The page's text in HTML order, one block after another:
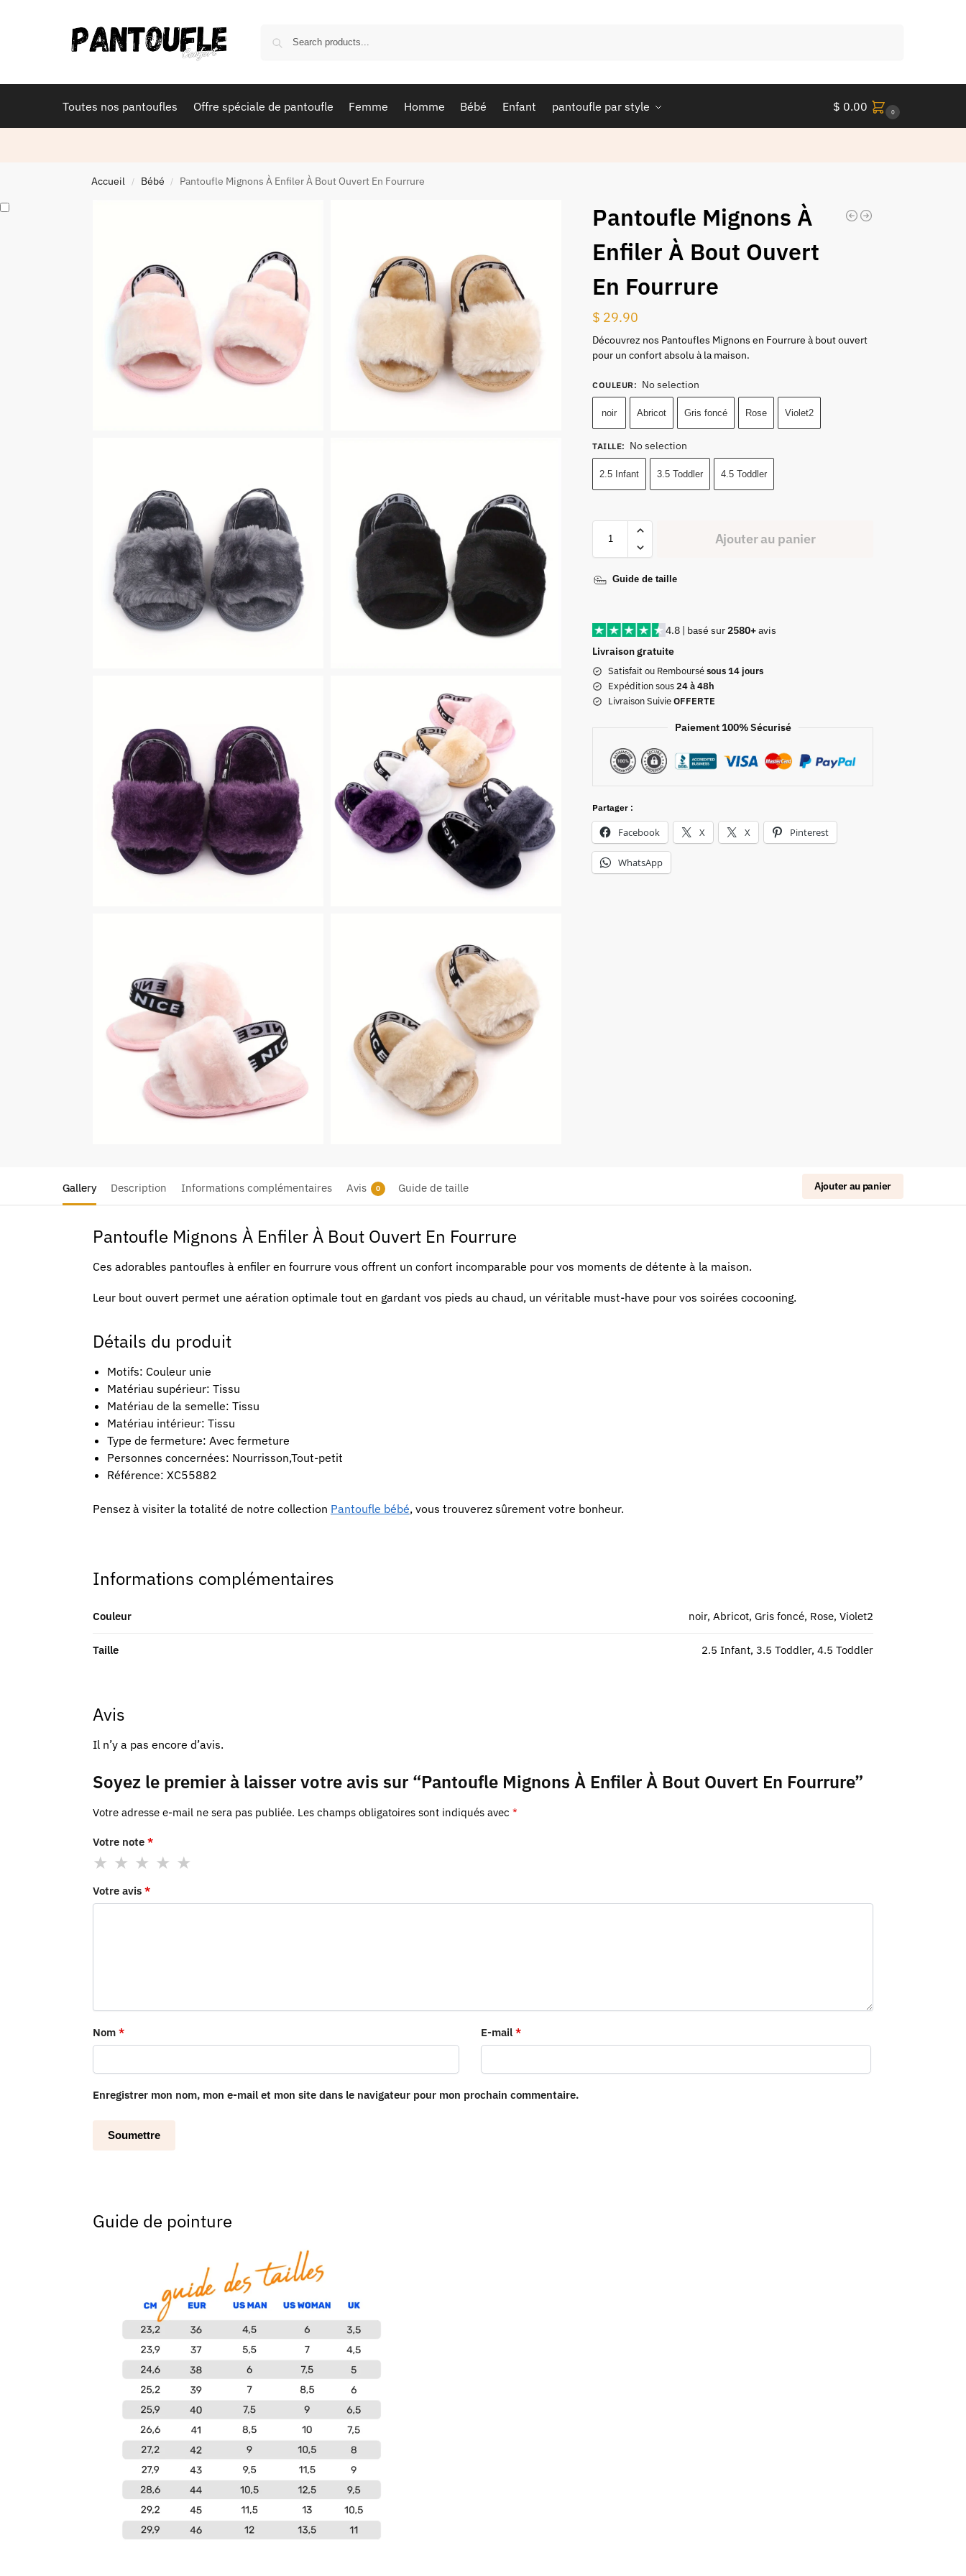
Toutes nos pantoufles Offre spéciale de pantoufle Femme Homme Bébé Enfant pantoufle par style $ 0.00 0
Accueil / Bébé / Pantoufle Mignons À Enfiler À Bout Ouvert En Fourrure
Pantoufle Mignons À
Enfiler À Bout Ouvert
En Fourrure
$ 29.90
Découvrez nos Pantoufles Mignons en Fourrure à bout ouvert
pour un confort absolu à la maison.
COULEUR: No selection
noir Abricot Gris foncé Rose Violet2
TAILLE: No selection
2.5 Infant 3.5 Toddler 4.5 Toddler
Ajouter au panier
Guide de taille
4.8 | basé sur 2580+avis
Livraison gratuite
Satisfait ou Remboursésous 14 jours
Expédition sous24 à 48h
Livraison SuivieOFFERTE
Paiement 100% Sécurisé
Partager :
Facebook X X Pinterest
WhatsApp
Gallery Description Informations complémentaires Avis 0 Guide de taille Ajouter au panier
Pantoufle Mignons À Enfiler À Bout Ouvert En Fourrure
Ces adorables pantoufles à enfiler en fourrure vous offrent un confort incomparable pour vos moments de détente à la maison.
Leur bout ouvert permet une aération optimale tout en gardant vos pieds au chaud, un véritable must-have pour vos soirées cocooning.
Détails du produit
Motifs: Couleur unie
Matériau supérieur: Tissu
Matériau de la semelle: Tissu
Matériau intérieur: Tissu
Type de fermeture: Avec fermeture
Personnes concernées: Nourrisson,Tout-petit
Référence: XC55882
Pensez à visiter la totalité de notre collection Pantoufle bébé, vous trouverez sûrement votre bonheur.
Informations complémentaires
Couleur noir, Abricot, Gris foncé, Rose, Violet2
Taille 2.5 Infant, 3.5 Toddler, 4.5 Toddler
Avis
Il n’y a pas encore d’avis.
Soyez le premier à laisser votre avis sur “Pantoufle Mignons À Enfiler À Bout Ouvert En Fourrure”
Votre adresse e-mail ne sera pas publiée. Les champs obligatoires sont indiqués avec *
Votre note *
Votre avis *
Nom * E-mail *
Enregistrer mon nom, mon e-mail et mon site dans le navigateur pour mon prochain commentaire.
Guide de pointure